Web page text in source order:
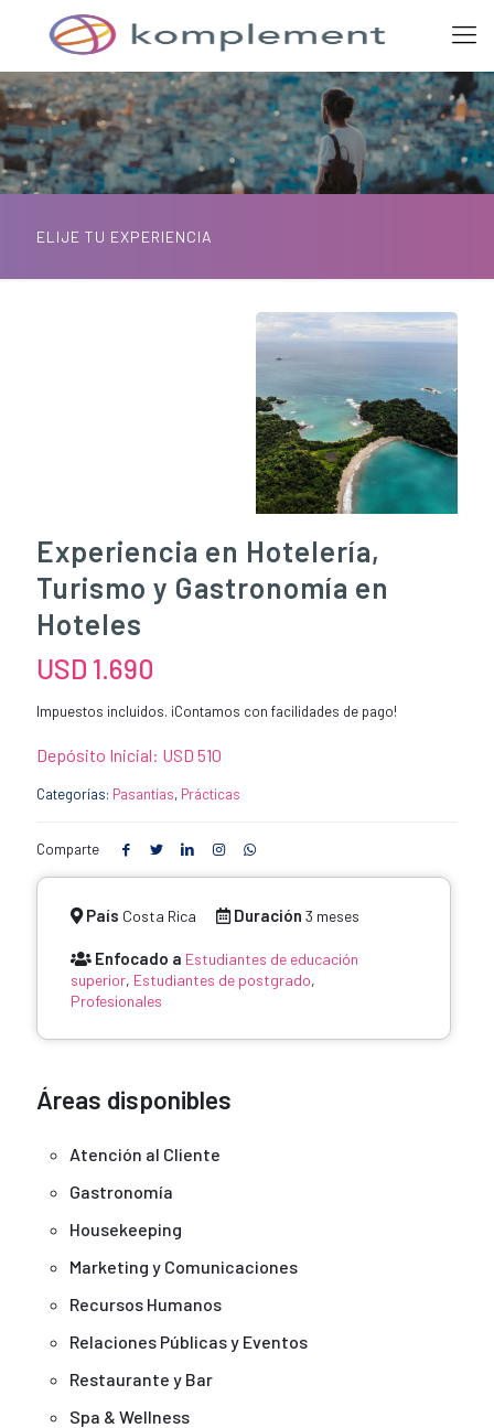
ELIJE TU EXPERIENCIA
Experiencia en Hotelería,
Turismo y Gastronomía en
Hoteles
USD 1.690
Impuestos incluidos. ¡Contamos con facilidades de pago!
Depósito Inicial: USD 510
Categorías: Pasantías, Prácticas
Comparte
País Costa Rica Duración 3 meses
Enfocado a Estudiantes de educación
superior, Estudiantes de postgrado,
Profesionales
Áreas disponibles
Atención al Cliente
Gastronomía
Housekeeping
Marketing y Comunicaciones
Recursos Humanos
Relaciones Públicas y Eventos
Restaurante y Bar
Spa & Wellness